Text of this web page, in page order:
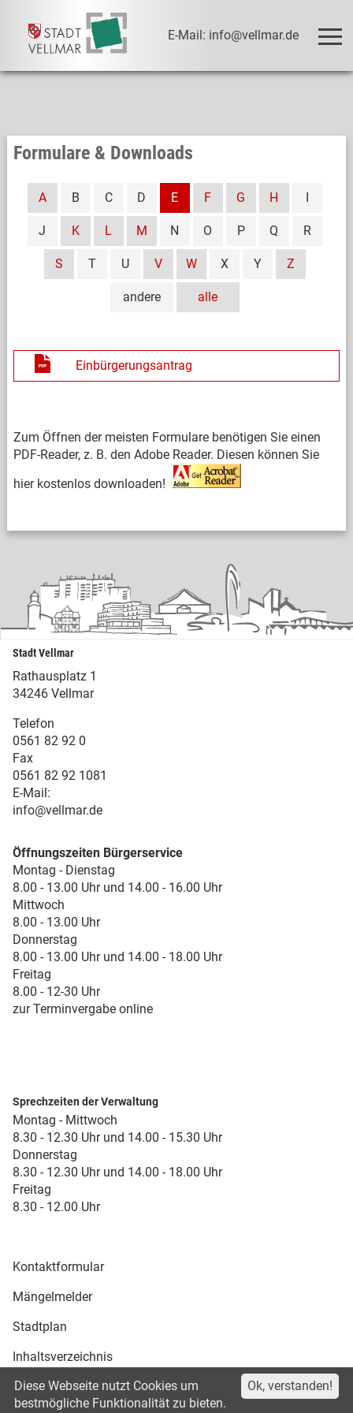
E-Mail: info@vellmar.de
Formulare & Downloads
alle
A B C D E F G H I
J K L M N O P Q R
S T U V W X Y Z
andere
Einbürgerungsantrag
Zum Öffnen der meisten Formulare benötigen Sie einen
PDF-Reader, z. B. den Adobe Reader. Diesen können Sie
hier kostenlos downloaden!
Stadt Vellmar
Rathausplatz 1
34246 Vellmar
Telefon
0561 82 92 0
Fax
0561 82 92 1081
E-Mail:
info@vellmar.de
Öffnungszeiten Bürgerservice
Montag - Dienstag
8.00 - 13.00 Uhr und 14.00 - 16.00 Uhr
Mittwoch
8.00 - 13.00 Uhr
Donnerstag
8.00 - 13.00 Uhr und 14.00 - 18.00 Uhr
Freitag
8.00 - 12-30 Uhr
zur Terminvergabe online
Sprechzeiten der Verwaltung
Montag - Mittwoch
8.30 - 12.30 Uhr und 14.00 - 15.30 Uhr
Donnerstag
8.30 - 12.30 Uhr und 14.00 - 18.00 Uhr
Freitag
8.30 - 12.00 Uhr
Kontaktformular
Mängelmelder
Stadtplan
Inhaltsverzeichnis
Druckansicht
Ok, verstanden!
Diese Webseite nutzt Cookies um
bestmögliche Funktionalität zu bieten.